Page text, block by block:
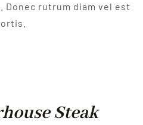
Donec rutrum diam vel est
Steak